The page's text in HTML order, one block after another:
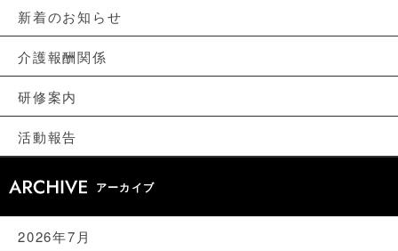
新着のお知らせ
介護報酬関係
研修案内
活動報告
アーカイブ
2026年7月